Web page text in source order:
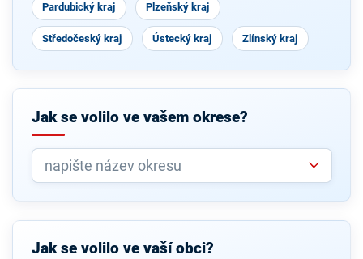
Pardubický kraj Plzeňský kraj
Středočeský kraj Ústecký kraj Zlínský kraj
Jak se volilo ve vašem okrese?
Jak se volilo ve vaší obci?